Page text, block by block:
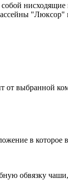
"Люксор"
от выбранной
в которое
обвязку